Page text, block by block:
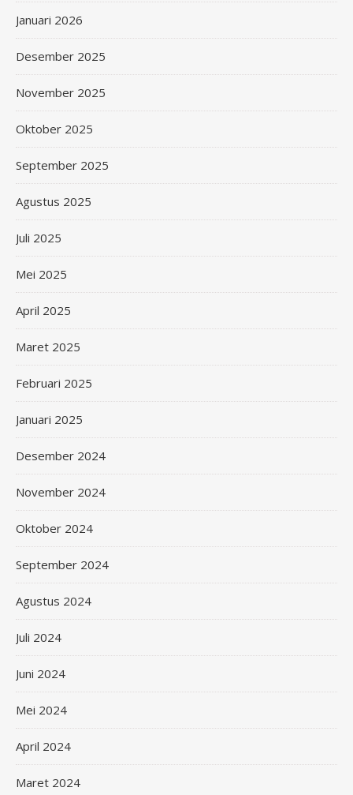
Januari 2026
Desember 2025
November 2025
Oktober 2025
September 2025
Agustus 2025
Juli 2025
Mei 2025
April 2025
Maret 2025
Februari 2025
Januari 2025
Desember 2024
November 2024
Oktober 2024
September 2024
Agustus 2024
Juli 2024
Juni 2024
Mei 2024
April 2024
Maret 2024